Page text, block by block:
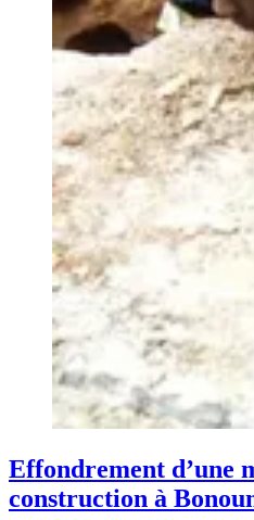
Effondrement d’une
construction à